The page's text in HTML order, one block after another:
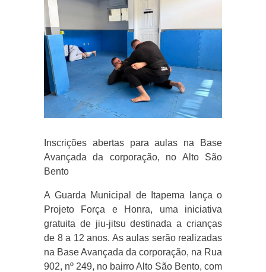
Inscrições abertas para aulas na Base
Avançada da corporação, no Alto São
Bento
A Guarda Municipal de Itapema lança o
Projeto Força e Honra, uma iniciativa
gratuita de jiu-jitsu destinada a crianças
de 8 a 12 anos. As aulas serão realizadas
na Base Avançada da corporação, na Rua
902, nº 249, no bairro Alto São Bento, com